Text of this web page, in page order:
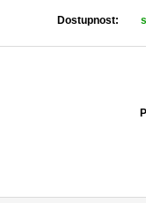
Dostupnost: